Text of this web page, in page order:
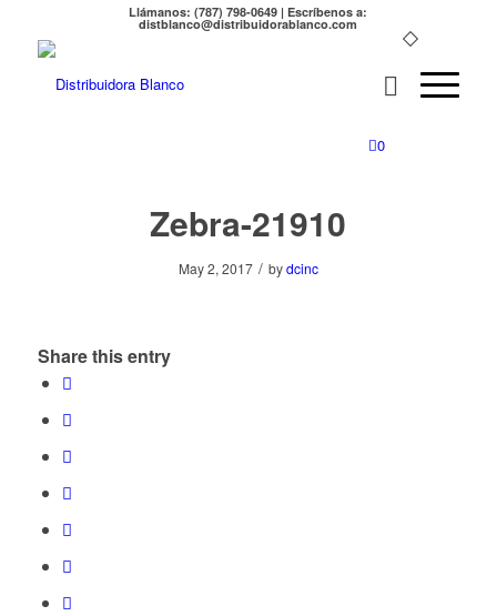
Llámanos: (787) 798-0649 | Escríbenos a:
distblanco@distribuidorablanco.com
0
Zebra-21910
May 2, 2017 / bydcinc
Share this entry